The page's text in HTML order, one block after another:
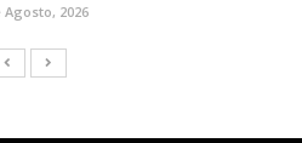
Agosto, 2026